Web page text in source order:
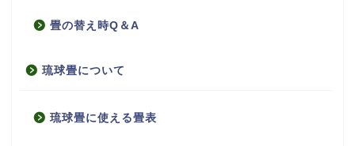
畳の替え時Q＆A
琉球畳について
琉球畳に使える畳表